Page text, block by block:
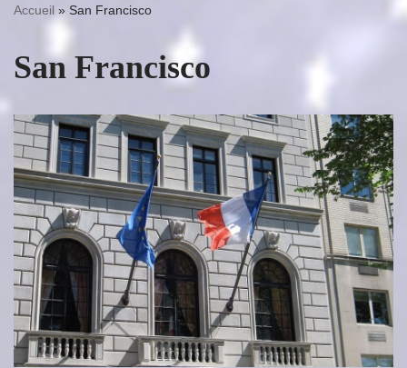
Accueil » San Francisco
San Francisco